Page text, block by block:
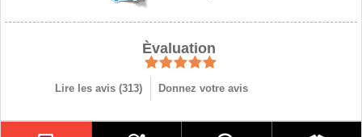
Èvaluation
Lire les avis (313) Donnez votre avis